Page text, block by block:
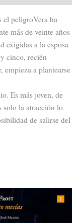
el peligroVera ha
más de veinte años
exigidas a la esposa
cinco, recién
empieza a plantearse
Es más joven, de
solo la atracción lo
de salirse del